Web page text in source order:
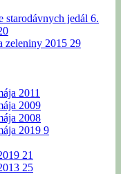
starodávnych jedál 6.
zeleniny 2015 29
2011
2009
2008
2019 9
21
25